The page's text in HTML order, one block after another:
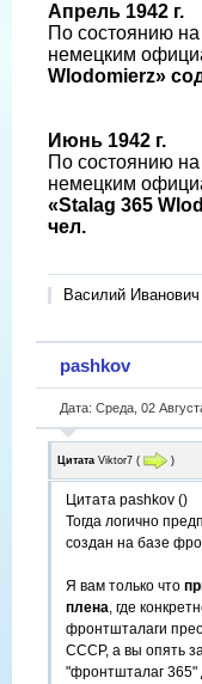
Апрель 1942 г.
По состоянию на
немецким
Wlodomierz»
Июнь 1942 г.
По состоянию на
немецким
«Stalag 365
чел.
Василий
pashkov
Дата: Среда, 02
Цитата Viktor7 ( )
Цитата pashkov ()
Тогда логично
создан на базе
Я вам только что
плена, где
фронтшталаги
СССР, а вы опять
"фронтшталаг